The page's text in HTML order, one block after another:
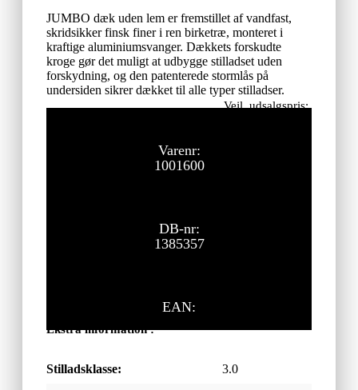
JUMBO dæk uden lem er fremstillet af vandfast,
skridsikker finsk finer i ren birketræ, monteret i
kraftige aluminiumsvanger. Dækkets forskudte
kroge gør det muligt at udbygge stilladset uden
forskydning, og den patenterede stormlås på
undersiden sikrer dækket til alle typer stilladser.
Vejl. udsalgspris:
Varenr:
1001600
DB-nr:
1385357
EAN:
Ekstra information :
Stilladsklasse: 3.0